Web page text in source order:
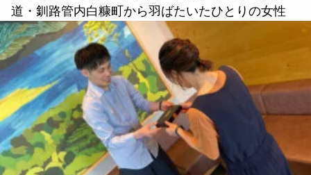
道・釧路管内白糠町から羽ばたいたひとりの女性